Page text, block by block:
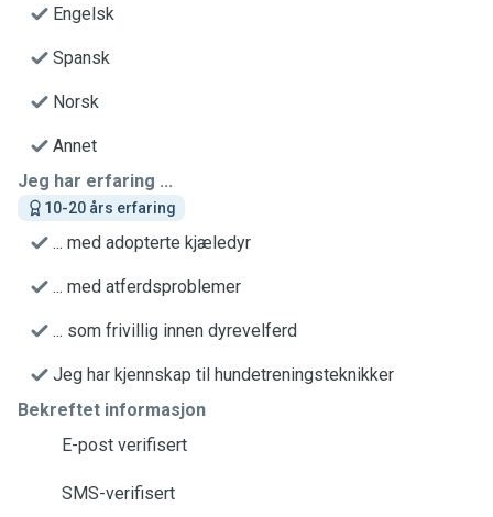
Engelsk
Spansk
Norsk
Annet
Jeg har erfaring ...
10-20 års erfaring
... med adopterte kjæledyr
... med atferdsproblemer
... som frivillig innen dyrevelferd
Jeg har kjennskap til hundetreningsteknikker
Bekreftet informasjon
E-post verifisert
SMS-verifisert